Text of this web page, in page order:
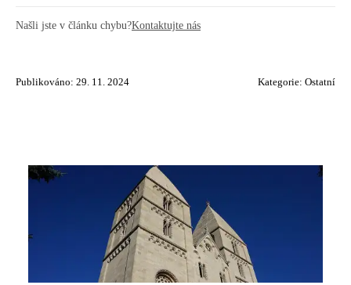
Našli jste v článku chybu?Kontaktujte nás
Publikováno: 29. 11. 2024 Kategorie: Ostatní